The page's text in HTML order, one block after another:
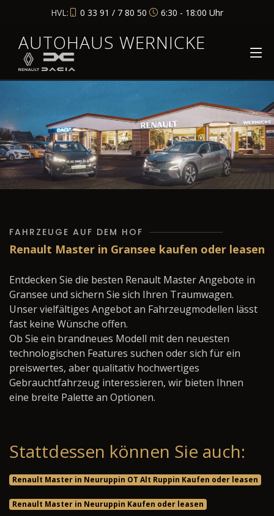
HVL: 0 33 91 / 7 80 50 6:30 - 18:00 Uhr
AUTOHAUS WERNICKE
FAHRZEUGE AUF DEM HOF
Renault Master in Gransee kaufen oder leasen
Entdecken Sie die besten Renault Master Angebote in
Gransee und sichern Sie sich Ihren Traumwagen.
Unser vielfältiges Angebot an Fahrzeugmodellen lässt
fast keine Wünsche offen.
Ob Sie ein brandneues Modell mit den neuesten
technologischen Features suchen oder sich für ein
preiswertes, aber qualitativ hochwertiges
Gebrauchtfahrzeug interessieren, wir bieten Ihnen
eine breite Palette an Optionen.
Stattdessen können Sie auch:
Renault Master in Neuruppin OT Alt Ruppin Kaufen oder leasen
Renault Master in Neuruppin Kaufen oder leasen